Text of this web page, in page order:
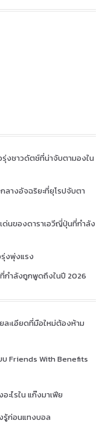
รุ่งชาวดัตช์ที่น่าจับตามองใน
ลางอัจฉริยะที่ยุโรปจับตา
ด่นของดาราเอวีญี่ปุ่นที่กำลัง
รุ่งพุ่งแรง
กำลังถูกพูดถึงในปี 2026
ละเอียดที่มือใหม่ต้องห้าม
บ Friends With Benefits
ะไรใน แก๊งมาเฟีย
รู้ก่อนแทงบอล